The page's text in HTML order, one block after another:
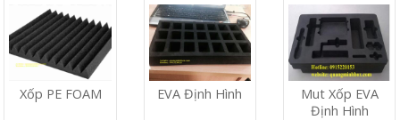
Xốp PE FOAM EVA Định Hình
Mut Xốp EVA
Định Hình